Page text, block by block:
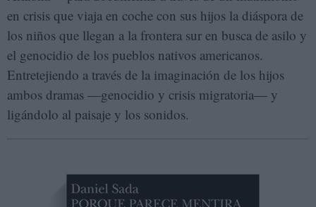
en crisis que viaja en coche con sus hijos la diáspora de
los niños que llegan a la frontera sur en busca de asilo y
el genocidio de los pueblos nativos americanos.
Entretejiendo a través de la imaginación de los hijos
ambos dramas —genocidio y crisis migratoria— y
ligándolo al paisaje y los sonidos.